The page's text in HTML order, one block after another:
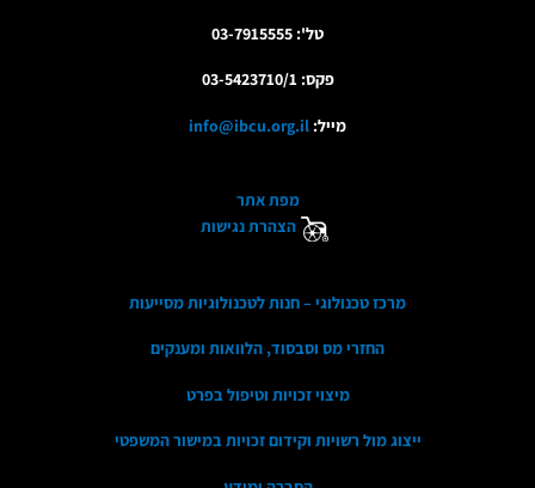
טל': 03-7915555
פקס: 03-5423710/1
מייל: info@ibcu.org.il
מפת אתר
הצהרת נגישות
מרכז טכנולוגי – חנות לטכנולוגיות מסייעות
החזרי מס וסבסוד, הלוואות ומענקים
מיצוי זכויות וטיפול בפרט
ייצוג מול רשויות וקידום זכויות במישור המשפטי